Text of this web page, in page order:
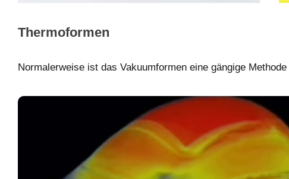
Thermoformen
Normalerweise ist das Vakuumformen eine gängige